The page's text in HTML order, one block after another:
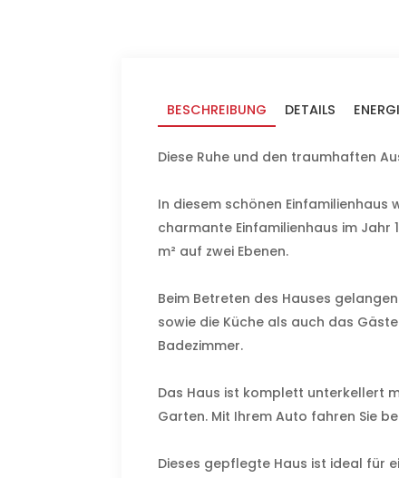
BESCHREIBUNG DETAILS
Diese Ruhe und den traumhaften
In diesem schönen
charmante Einfamilienhaus im Jahr
m² auf zwei Ebenen.
Beim Betreten des Hauses
sowie die Küche als auch das
Badezimmer.
Das Haus ist komplett unterkellert
Garten. Mit Ihrem Auto fahren Sie
Dieses gepflegte Haus ist ideal für